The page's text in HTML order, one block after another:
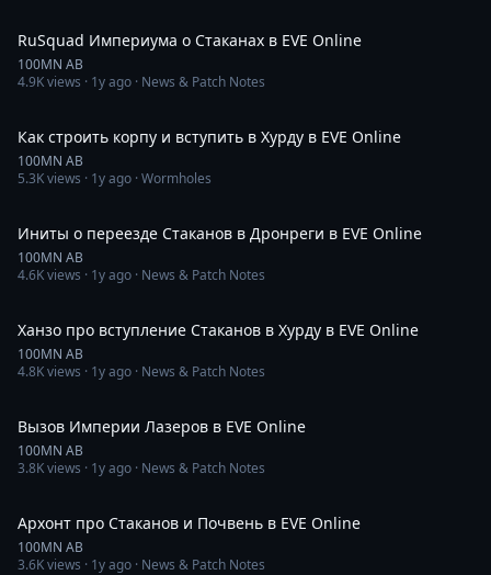
RuSquad Империума о Стаканах в EVE Online
100MN AB
4.9Kviews · 1y ago · News & Patch Notes
Как строить корпу и вступить в Хурду в EVE Online
100MN AB
5.3Kviews · 1y ago · Wormholes
Иниты о переезде Стаканов в Дронреги в EVE Online
100MN AB
4.6Kviews · 1y ago · News & Patch Notes
Ханзо про вступление Стаканов в Хурду в EVE Online
100MN AB
4.8Kviews · 1y ago · News & Patch Notes
Вызов Империи Лазеров в EVE Online
100MN AB
3.8Kviews · 1y ago · News & Patch Notes
Архонт про Стаканов и Почвень в EVE Online
100MN AB
3.6Kviews · 1y ago · News & Patch Notes